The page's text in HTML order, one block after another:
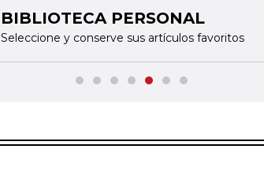
BIBLIOTECA PERSONAL
Seleccione y conserve sus artículos favoritos